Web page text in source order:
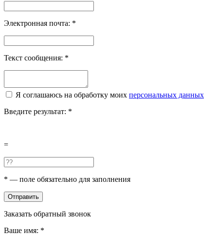
Электронная почта: *
Текст сообщения: *
Я соглашаюсь на обработку моих персональных данных
Введите результат: *
=
* — поле обязательно для заполнения
Отправить
Заказать обратный звонок
Ваше имя: *